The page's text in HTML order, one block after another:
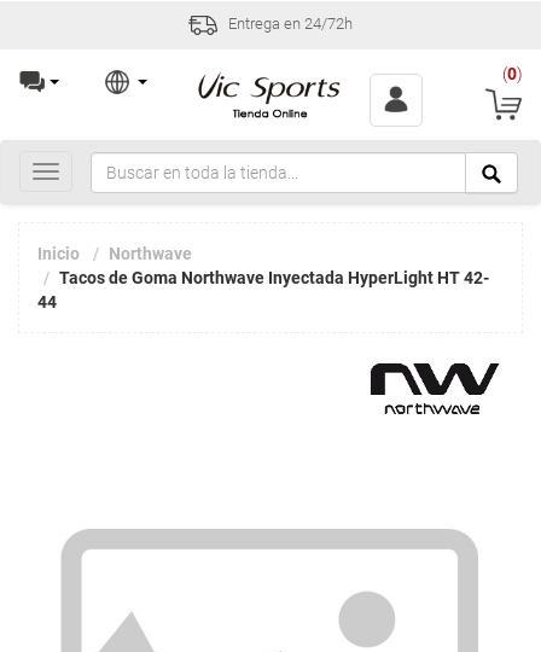
Entrega en 24/72h
(0)
Toggle
navigation
Inicio
Northwave
Tacos de Goma Northwave Inyectada HyperLight HT 42-
44